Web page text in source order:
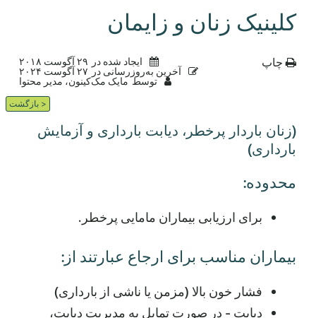
کلینیک زنان و زایمان
ایجاد شده در ۲۹ آگوست ۲۰۱۸
آخرین به‌روزرسانی در ۲۷ آگوست ۲۰۲۴
توسط مایک مک‌کینون، مدیر محتوا
چاپ
< بازگشت
(زنان باردار پرخطر، دیابت بارداری و آزمایش
بارداری)
محدوده:
برای ارزیابی بیماران مامایی پرخطر.
بیماران مناسب برای ارجاع عبارتند از:
فشار خون بالا (مزمن یا ناشی از بارداری)
دیابت - در صورت تمایل به مدیریت دیابت،